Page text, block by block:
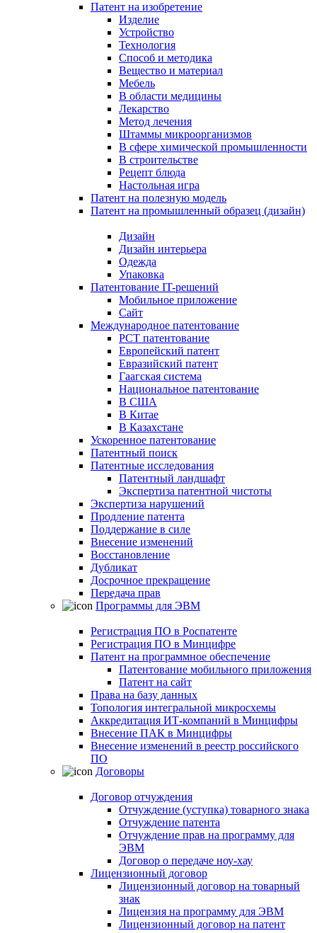
Патент на изобретение
Изделие
Устройство
Технология
Способ и методика
Вещество и материал
Мебель
В области медицины
Лекарство
Метод лечения
Штаммы микроорганизмов
В сфере химической промышленности
В строительстве
Рецепт блюда
Настольная игра
Патент на полезную модель
Патент на промышленный образец (дизайн)
Дизайн
Дизайн интерьера
Одежда
Упаковка
Патентование IT-решений
Мобильное приложение
Сайт
Международное патентование
PCT патентование
Европейский патент
Евразийский патент
Гаагская система
Национальное патентование
В США
В Китае
В Казахстане
Ускоренное патентование
Патентный поиск
Патентные исследования
Патентный ландшафт
Экспертиза патентной чистоты
Экспертиза нарушений
Продление патента
Поддержание в силе
Внесение изменений
Восстановление
Дубликат
Досрочное прекращение
Передача прав
Программы для ЭВМ
Регистрация ПО в Роспатенте
Регистрация ПО в Минцифре
Патент на программное обеспечение
Патентование мобильного приложения
Патент на сайт
Права на базу данных
Топология интегральной микросхемы
Аккредитация ИТ-компаний в Минцифры
Внесение ПАК в Минцифры
Внесение изменений в реестр российского
ПО
Договоры
Договор отчуждения
Отчуждение (уступка) товарного знака
Отчуждение патента
Отчуждение прав на программу для
ЭВМ
Договор о передаче ноу-хау
Лицензионный договор
Лицензионный договор на товарный
знак
Лицензия на программу для ЭВМ
Лицензионный договор на патент